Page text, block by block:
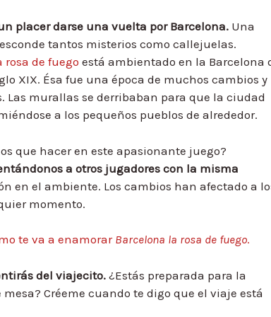
placer darse una vuelta por Barcelona.Una
tantos misterios como callejuelas.
rosa de fuego está ambientado en la Barcelona
XIX. Ésa fue una época de muchos cambios y
Las murallas se derribaban para que la ciudad
a los pequeños pueblos de alrededor.
que hacer en este apasionante juego?
a otros jugadores con la misma
en el ambiente. Los cambios han afectado a
momento.
te va a enamorar Barcelona la rosa de fuego.
del viajecito. ¿Estás preparada para la
Créeme cuando te digo que el viaje está